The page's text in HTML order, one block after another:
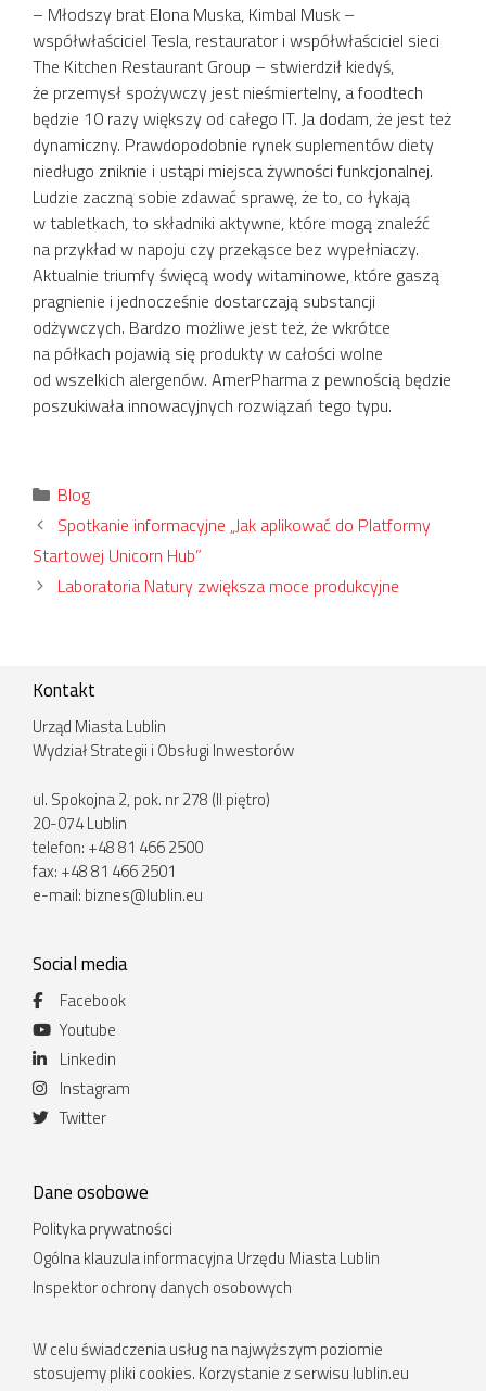
– Młodszy brat Elona Muska, Kimbal Musk –
współwłaściciel Tesla, restaurator i współwłaściciel sieci
The Kitchen Restaurant Group – stwierdził kiedyś,
że przemysł spożywczy jest nieśmiertelny, a foodtech
będzie 10 razy większy od całego IT. Ja dodam, że jest też
dynamiczny. Prawdopodobnie rynek suplementów diety
niedługo zniknie i ustąpi miejsca żywności funkcjonalnej.
Ludzie zaczną sobie zdawać sprawę, że to, co łykają
w tabletkach, to składniki aktywne, które mogą znaleźć
na przykład w napoju czy przekąsce bez wypełniaczy.
Aktualnie triumfy święcą wody witaminowe, które gaszą
pragnienie i jednocześnie dostarczają substancji
odżywczych. Bardzo możliwe jest też, że wkrótce
na półkach pojawią się produkty w całości wolne
od wszelkich alergenów. AmerPharma z pewnością będzie
poszukiwała innowacyjnych rozwiązań tego typu.
Kategorie
Blog
Spotkanie informacyjne „Jak aplikować do Platformy
Startowej Unicorn Hub”
Laboratoria Natury zwiększa moce produkcyjne
Kontakt
Urząd Miasta Lublin
Wydział Strategii i Obsługi Inwestorów
ul. Spokojna 2, pok. nr 278 (II piętro)
20-074 Lublin
telefon: +48 81 466 2500
fax: +48 81 466 2501
e-mail: biznes@lublin.eu
Social media
Facebook
Youtube
Linkedin
Instagram
Twitter
Dane osobowe
Polityka prywatności
Ogólna klauzula informacyjna Urzędu Miasta Lublin
Inspektor ochrony danych osobowych
W celu świadczenia usług na najwyższym poziomie
stosujemy pliki cookies. Korzystanie z serwisu lublin.eu